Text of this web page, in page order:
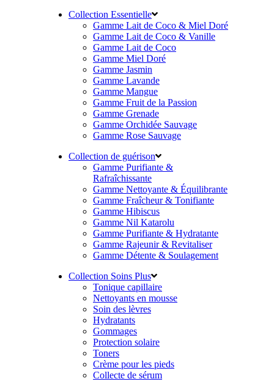
Collection Essentielle
Gamme Lait de Coco & Miel Doré
Gamme Lait de Coco & Vanille
Gamme Lait de Coco
Gamme Miel Doré
Gamme Jasmin
Gamme Lavande
Gamme Mangue
Gamme Fruit de la Passion
Gamme Grenade
Gamme Orchidée Sauvage
Gamme Rose Sauvage
Collection de guérison
Gamme Purifiante &
Rafraîchissante
Gamme Nettoyante & Équilibrante
Gamme Fraîcheur & Tonifiante
Gamme Hibiscus
Gamme Nil Katarolu
Gamme Purifiante & Hydratante
Gamme Rajeunir & Revitaliser
Gamme Détente & Soulagement
Collection Soins Plus
Tonique capillaire
Nettoyants en mousse
Soin des lèvres
Hydratants
Gommages
Protection solaire
Toners
Crème pour les pieds
Collecte de sérum